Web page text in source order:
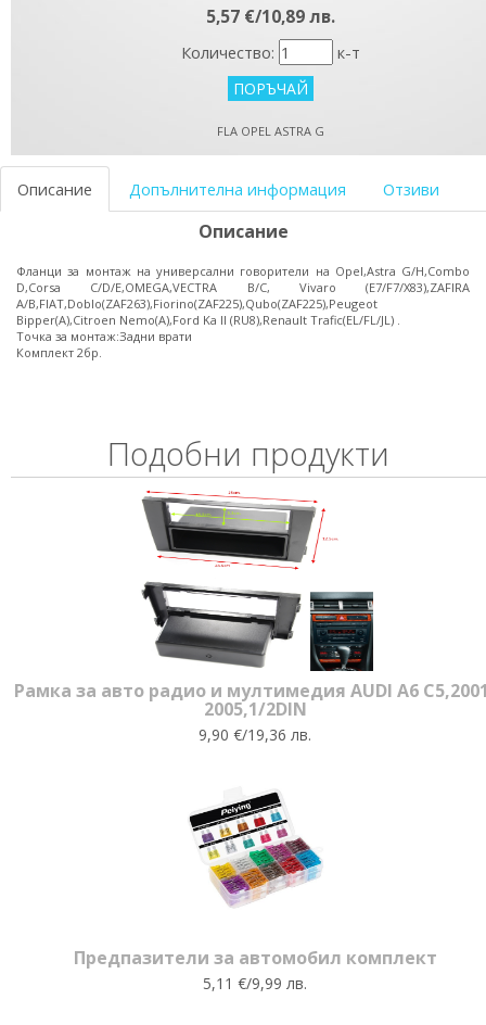
5,57 €/10,89 лв.
Количество: к-т
FLA OPEL ASTRA G
Описание Допълнителна информация Отзиви
Описание
Фланци за монтаж на универсални говорители на Opel,Astra G/H,Combo
D,Corsa C/D/E,OMEGA,VECTRA B/C, Vivaro (E7/F7/X83),ZAFIRA
A/B,FIAT,Doblo(ZAF263),Fiorino(ZAF225),Qubo(ZAF225),Peugeot
Bipper(A),Citroen Nemo(A),Ford Ka II (RU8),Renault Trafic(EL/FL/JL) .
Точка за монтаж:Задни врати
Комплект 2бр.
Подобни продукти
Рамка за авто радио и мултимедия AUDI A6
2005,1/2DIN
9,90 €/19,36 лв.
Предпазители за автомобил комплект
5,11 €/9,99 лв.